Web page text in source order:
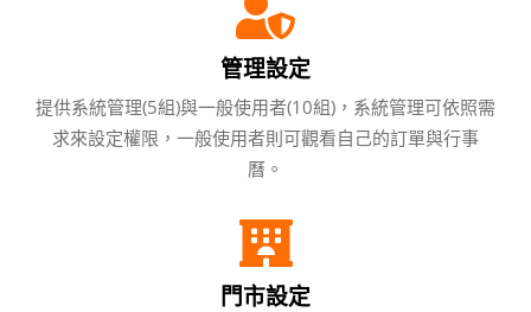
管理設定
提供系統管理(5組)與一般使用者(10組)，系統管理可依照需
求來設定權限，一般使用者則可觀看自己的訂單與行事
曆。
門市設定